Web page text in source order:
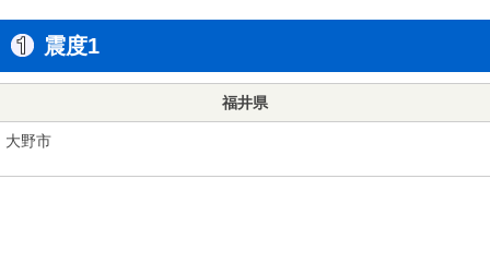
震度1
福井県
大野市